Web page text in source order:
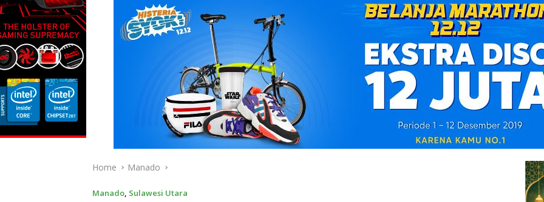
Home Manado
Manado, Sulawesi Utara